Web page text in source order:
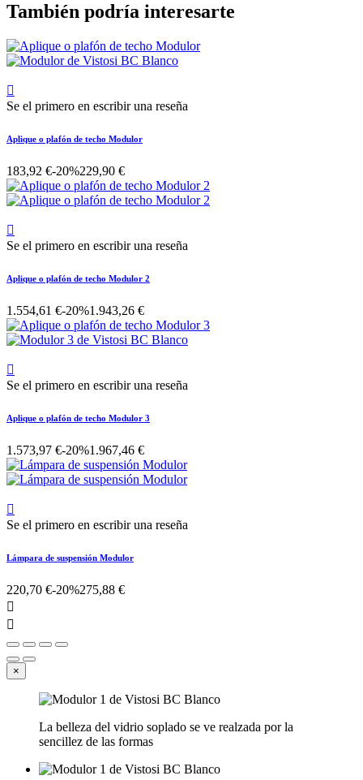
También podría interesarte

Se el primero en escribir una reseña
Aplique o plafón de techo Modulor
183,92 €-20%229,90 €

Se el primero en escribir una reseña
Aplique o plafón de techo Modulor 2
1.554,61 €-20%1.943,26 €

Se el primero en escribir una reseña
Aplique o plafón de techo Modulor 3
1.573,97 €-20%1.967,46 €

Se el primero en escribir una reseña
Lámpara de suspensión Modulor
220,70 €-20%275,88 €


×
La belleza del vidrio soplado se ve realzada por la
sencillez de las formas